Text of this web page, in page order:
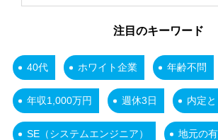
注目のキーワード
40代 ホワイト企業 年齢不問
年収1,000万円 週休3日 内定
SE（システムエンジニア） 地元の